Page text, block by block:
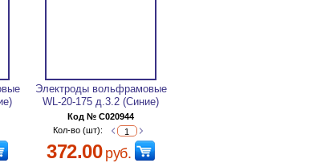
Электроды вольфрамовые
WL-20-175 д.3.2 (Синие)
Код № C020944
Кол-во (шт):
372.00руб.